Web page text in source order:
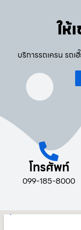
ให้
บริการรถเครน รถ
โทรศัพท์
099-185-8000